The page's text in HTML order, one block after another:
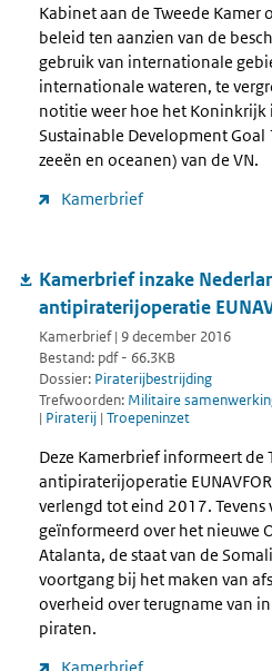
Kabinet aan de Tweede
beleid ten aanzien van de
gebruik van internationale
internationale wateren, te
notitie weer hoe het Koninkrijk
Sustainable Development
zeeën en oceanen) van de VN.
Kamerbrief
Kamerbrief inzake
antipiraterijoperatie
Kamerbrief | 9 december 2016
Bestand: pdf - 66.3KB
Dossier: Piraterijbestrijding
Trefwoorden: Militaire
| Piraterij | Troepeninzet
Deze Kamerbrief informeert de
antipiraterijoperatie
verlengd tot eind 2017.
geïnformeerd over het nieuwe
Atalanta, de staat van de
voortgang bij het maken van
overheid over terugname van
piraten.
Kamerbrief